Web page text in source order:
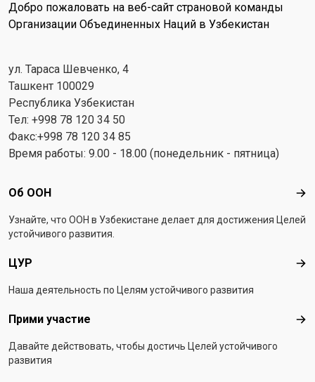
Добро пожаловать на веб-сайт страновой команды
Организации Объединенных Наций в Узбекистан
ул. Тараса Шевченко, 4
Ташкент 100029
Республика Узбекистан
Тел: +998 78 120 34 50
Факс:+998 78 120 34 85
Время работы: 9.00 - 18.00 (понедельник - пятница)
Footer menu
Об ООН Об
Узнайте, что ООН в Узбекистанe делает для достижения Целей
устойчивого развития.
ЦУР
Наша деятельность по Целям устойчивого развития
Прими участие
Давайте действовать, чтобы достичь Целей устойчивого
развития